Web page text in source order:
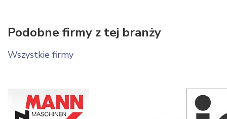
Podobne firmy z tej branży
Wszystkie firmy